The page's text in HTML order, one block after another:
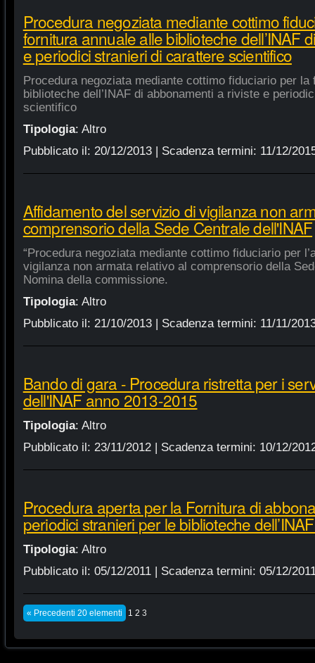
Procedura negoziata mediante cottimo
fornitura annuale alle biblioteche dell’INAF
e periodici stranieri di carattere scientifico
Procedura negoziata mediante cottimo fiduciario per la
biblioteche dell’INAF di abbonamenti a riviste e
scientifico
Tipologia: Altro
Pubblicato il: 20/12/2013| Scadenza termini: 11/12/
Affidamento del servizio di vigilanza non
comprensorio della Sede Centrale dell'INAF
“Procedura negoziata mediante cottimo fiduciario per
vigilanza non armata relativo al comprensorio della
Nomina della commissione.
Tipologia: Altro
Pubblicato il: 21/10/2013| Scadenza termini: 11/11/
Bando di gara - Procedura ristretta per i
dell'INAF anno 2013-2015
Tipologia: Altro
Pubblicato il: 23/11/2012| Scadenza termini: 10/12/
Procedura aperta per la Fornitura di
periodici stranieri per le biblioteche
Tipologia: Altro
Pubblicato il: 05/12/2011| Scadenza termini: 05/12/
« Precedenti 20 elementi 1 2 3